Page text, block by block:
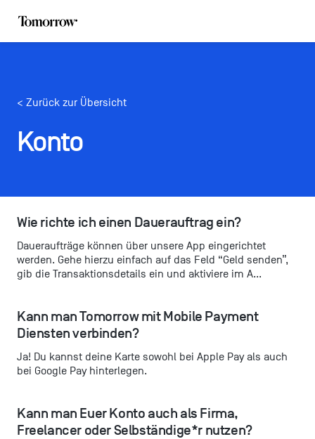
< Zurück zur Übersicht
Konto
Wie richte ich einen Dauerauftrag ein?
Daueraufträge können über unsere App eingerichtet
werden. Gehe hierzu einfach auf das Feld “Geld senden”,
gib die Transaktionsdetails ein und aktiviere im A...
Kann man Tomorrow mit Mobile Payment
Diensten verbinden?
Ja! Du kannst deine Karte sowohl bei Apple Pay als auch
bei Google Pay hinterlegen.
Kann man Euer Konto auch als Firma,
Freelancer oder Selbständige*r nutzen?